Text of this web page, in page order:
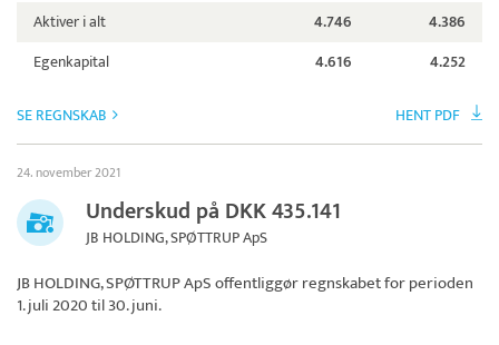
Aktiver i alt
4.746
4.386
Egenkapital
4.616 4.252
SE REGNSKAB HENT PDF
24. november 2021
Underskud på DKK 435.141
JB HOLDING, SPØTTRUP ApS
JB HOLDING, SPØTTRUP ApSoffentliggør regnskabet for perioden
1. juli 2020 til 30. juni.